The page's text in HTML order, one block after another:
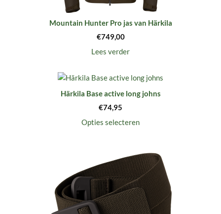
Mountain Hunter Pro jas van Härkila
€749,00
Lees verder
Härkila Base active long johns
€74,95
Opties selecteren